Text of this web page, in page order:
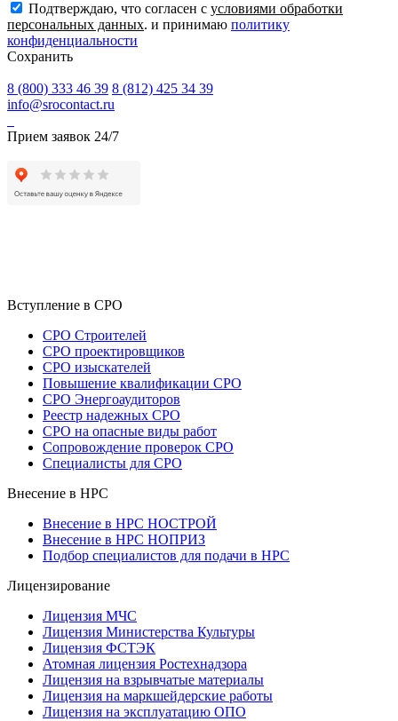
Подтверждаю, что согласен с условиями обработки
персональных данных. и принимаю политику
конфиденциальности
Сохранить
8 (800) 333 46 39 8 (812) 425 34 39
info@srocontact.ru
Прием заявок 24/7
Вступление в СРО
СРО Строителей
СРО проектировщиков
СРО изыскателей
Повышение квалификации СРО
СРО Энергоаудиторов
Реестр надежных СРО
СРО на опасные виды работ
Сопровождение проверок СРО
Специалисты для СРО
Внесение в НРС
Внесение в НРС НОСТРОЙ
Внесение в НРС НОПРИЗ
Подбор специалистов для подачи в НРС
Лицензирование
Лицензия МЧС
Лицензия Министерства Культуры
Лицензия ФСТЭК
Атомная лицензия Ростехнадзора
Лицензия на взрывчатые материалы
Лицензия на маркшейдерские работы
Лицензия на эксплуатацию ОПО